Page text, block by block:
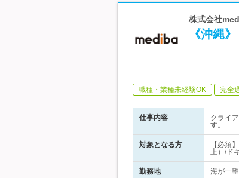
株式会社
《沖縄
職種・業種未経験OK 完全
仕事内容
クライ
す。
対象となる方
【必須
上）/ド
勤務地 海が一